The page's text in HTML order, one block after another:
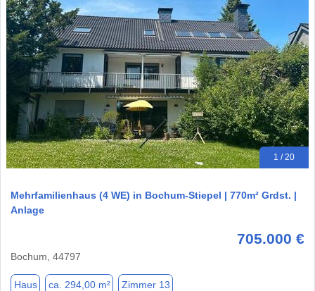
1 / 20
Mehrfamilienhaus (4 WE) in Bochum-Stiepel | 770m² Grdst. |
Anlage
705.000 €
Bochum, 44797
Haus ca. 294,00 m² Zimmer 13